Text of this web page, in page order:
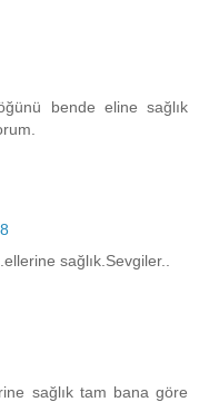
bende eline sağlık
sağlık.Sevgiler..
sağlık tam bana göre